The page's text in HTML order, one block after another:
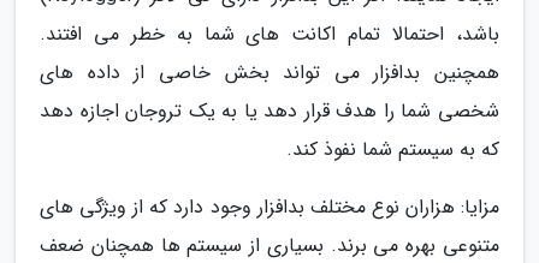
باشد، احتمالا تمام اکانت های شما به خطر می افتند.
همچنین بدافزار می تواند بخش خاصی از داده های
شخصی شما را هدف قرار دهد یا به یک تروجان اجازه دهد
که به سیستم شما نفوذ کند.
مزایا: هزاران نوع مختلف بدافزار وجود دارد که از ویژگی های
متنوعی بهره می برند. بسیاری از سیستم ها همچنان ضعف